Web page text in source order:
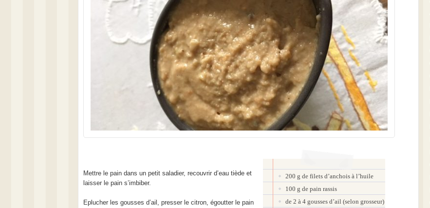
200 g de filets d’anchois à l’huile
100 g de pain rassis
de 2 à 4 gousses d’ail (selon grosseur)
Mettre le pain dans un petit saladier, recouvrir d’eau tiède et
laisser le pain s’imbiber.
Eplucher les gousses d’ail, presser le citron, égoutter le pain